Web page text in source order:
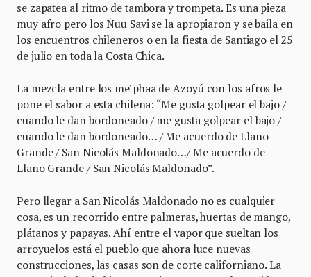
se zapatea al ritmo de tambora y trompeta. Es una pieza
muy afro pero los Ñuu Savi se la apropiaron y se baila en
los encuentros chileneros o en la fiesta de Santiago el 25
de julio en toda la Costa Chica.
La mezcla entre los me’phaa de Azoyú con los afros le
pone el sabor a esta chilena: “Me gusta golpear el bajo /
cuando le dan bordoneado / me gusta golpear el bajo /
cuando le dan bordoneado… / Me acuerdo de Llano
Grande / San Nicolás Maldonado…/ Me acuerdo de
Llano Grande / San Nicolás Maldonado”.
Pero llegar a San Nicolás Maldonado no es cualquier
cosa, es un recorrido entre palmeras, huertas de mango,
plátanos y papayas. Ahí entre el vapor que sueltan los
arroyuelos está el pueblo que ahora luce nuevas
construcciones, las casas son de corte californiano. La